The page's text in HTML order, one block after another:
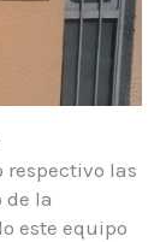
las
la
este equipo